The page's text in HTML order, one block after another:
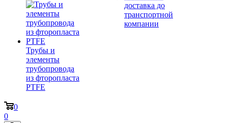
Трубы и
элементы
трубопровода
из фторопласта
PTFE
доставка до
транспортной
компании
0
0